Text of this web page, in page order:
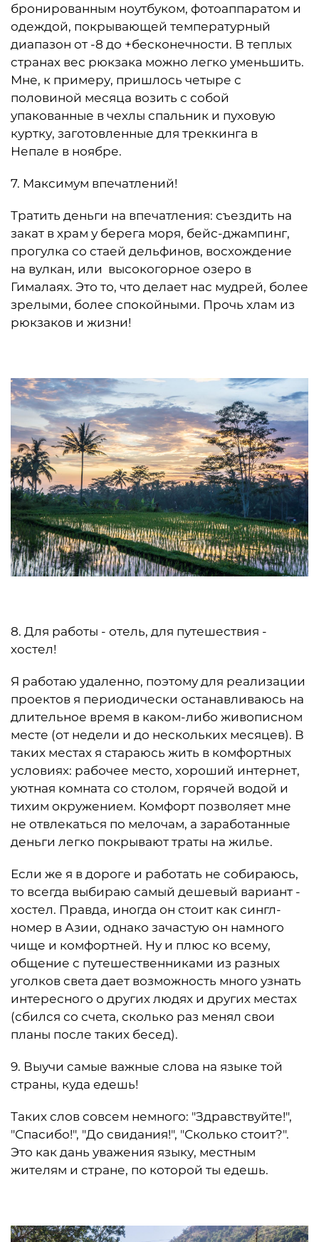
бронированным ноутбуком, фотоаппаратом и
одеждой, покрывающей температурный
диапазон от -8 до +бесконечности. В теплых
странах вес рюкзака можно легко уменьшить.
Мне, к примеру, пришлось четыре с
половиной месяца возить с собой
упакованные в чехлы спальник и пуховую
куртку, заготовленные для треккинга в
Непале в ноябре.
7. Максимум впечатлений!
Тратить деньги на впечатления: съездить на
закат в храм у берега моря, бейс-джампинг,
прогулка со стаей дельфинов, восхождение
на вулкан, или высокогорное озеро в
Гималаях. Это то, что делает нас мудрей, более
зрелыми, более спокойными. Прочь хлам из
рюкзаков и жизни!
8. Для работы - отель, для путешествия -
хостел!
Я работаю удаленно, поэтому для реализации
проектов я периодически останавливаюсь на
длительное время в каком-либо живописном
месте (от недели и до нескольких месяцев). В
таких местах я стараюсь жить в комфортных
условиях: рабочее место, хороший интернет,
уютная комната со столом, горячей водой и
тихим окружением. Комфорт позволяет мне
не отвлекаться по мелочам, а заработанные
деньги легко покрывают траты на жилье.
Если же я в дороге и работать не собираюсь,
то всегда выбираю самый дешевый вариант -
хостел. Правда, иногда он стоит как сингл-
номер в Азии, однако зачастую он намного
чище и комфортней. Ну и плюс ко всему,
общение с путешественниками из разных
уголков света дает возможность много узнать
интересного о других людях и других местах
(сбился со счета, сколько раз менял свои
планы после таких бесед).
9. Выучи самые важные слова на языке той
страны, куда едешь!
Таких слов совсем немного: "Здравствуйте!",
"Спасибо!", "До свидания!", "Сколько стоит?".
Это как дань уважения языку, местным
жителям и стране, по которой ты едешь.